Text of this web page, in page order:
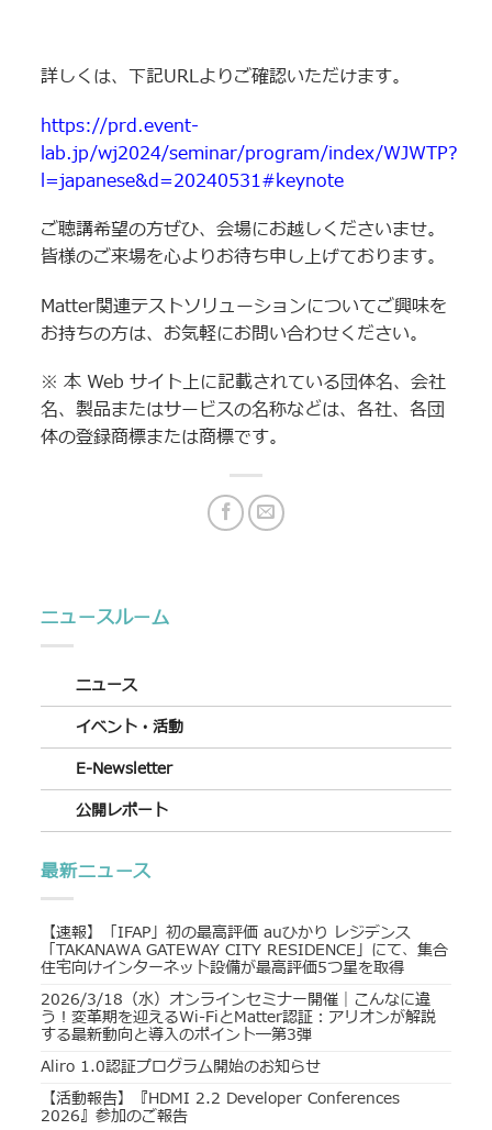
詳しくは、下記URLよりご確認いただけます。
https://prd.event-
lab.jp/wj2024/seminar/program/index/WJWTP?
l=japanese&d=20240531#keynote
ご聴講希望の方ぜひ、会場にお越しくださいませ。
皆様のご来場を心よりお待ち申し上げております。
Matter関連テストソリューションについてご興味を
お持ちの方は、お気軽にお問い合わせください。
※ 本 Web サイト上に記載されている団体名、会社
名、製品またはサービスの名称などは、各社、各団
体の登録商標または商標です。
ニュースルーム
ニュース
イベント・活動
E-Newsletter
公開レポート
最新ニュース
【速報】「IFAP」初の最高評価 auひかり レジデンス
「TAKANAWA GATEWAY CITY RESIDENCE」にて、集合
住宅向けインターネット設備が最高評価5つ星を取得
2026/3/18（水）オンラインセミナー開催｜こんなに違
う！変革期を迎えるWi-FiとMatter認証：アリオンが解説
する最新動向と導入のポイント―第3弾
Aliro 1.0認証プログラム開始のお知らせ
【活動報告】『HDMI 2.2 Developer Conferences
2026』参加のご報告